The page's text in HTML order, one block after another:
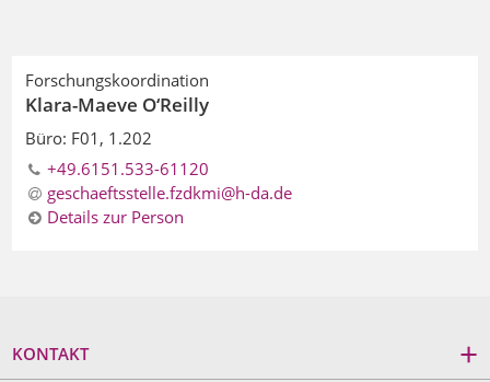
Forschungskoordination
Klara-Maeve O‘Reilly
Büro: F01, 1.202
+49.6151.533-61120
geschaeftsstelle.fzdkmi@h-da.de
Details zur Person
KONTAKT